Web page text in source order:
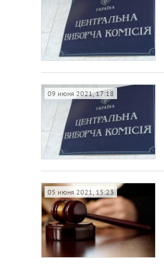
09 июня 2021, 17:18
05 июня 2021, 15:23